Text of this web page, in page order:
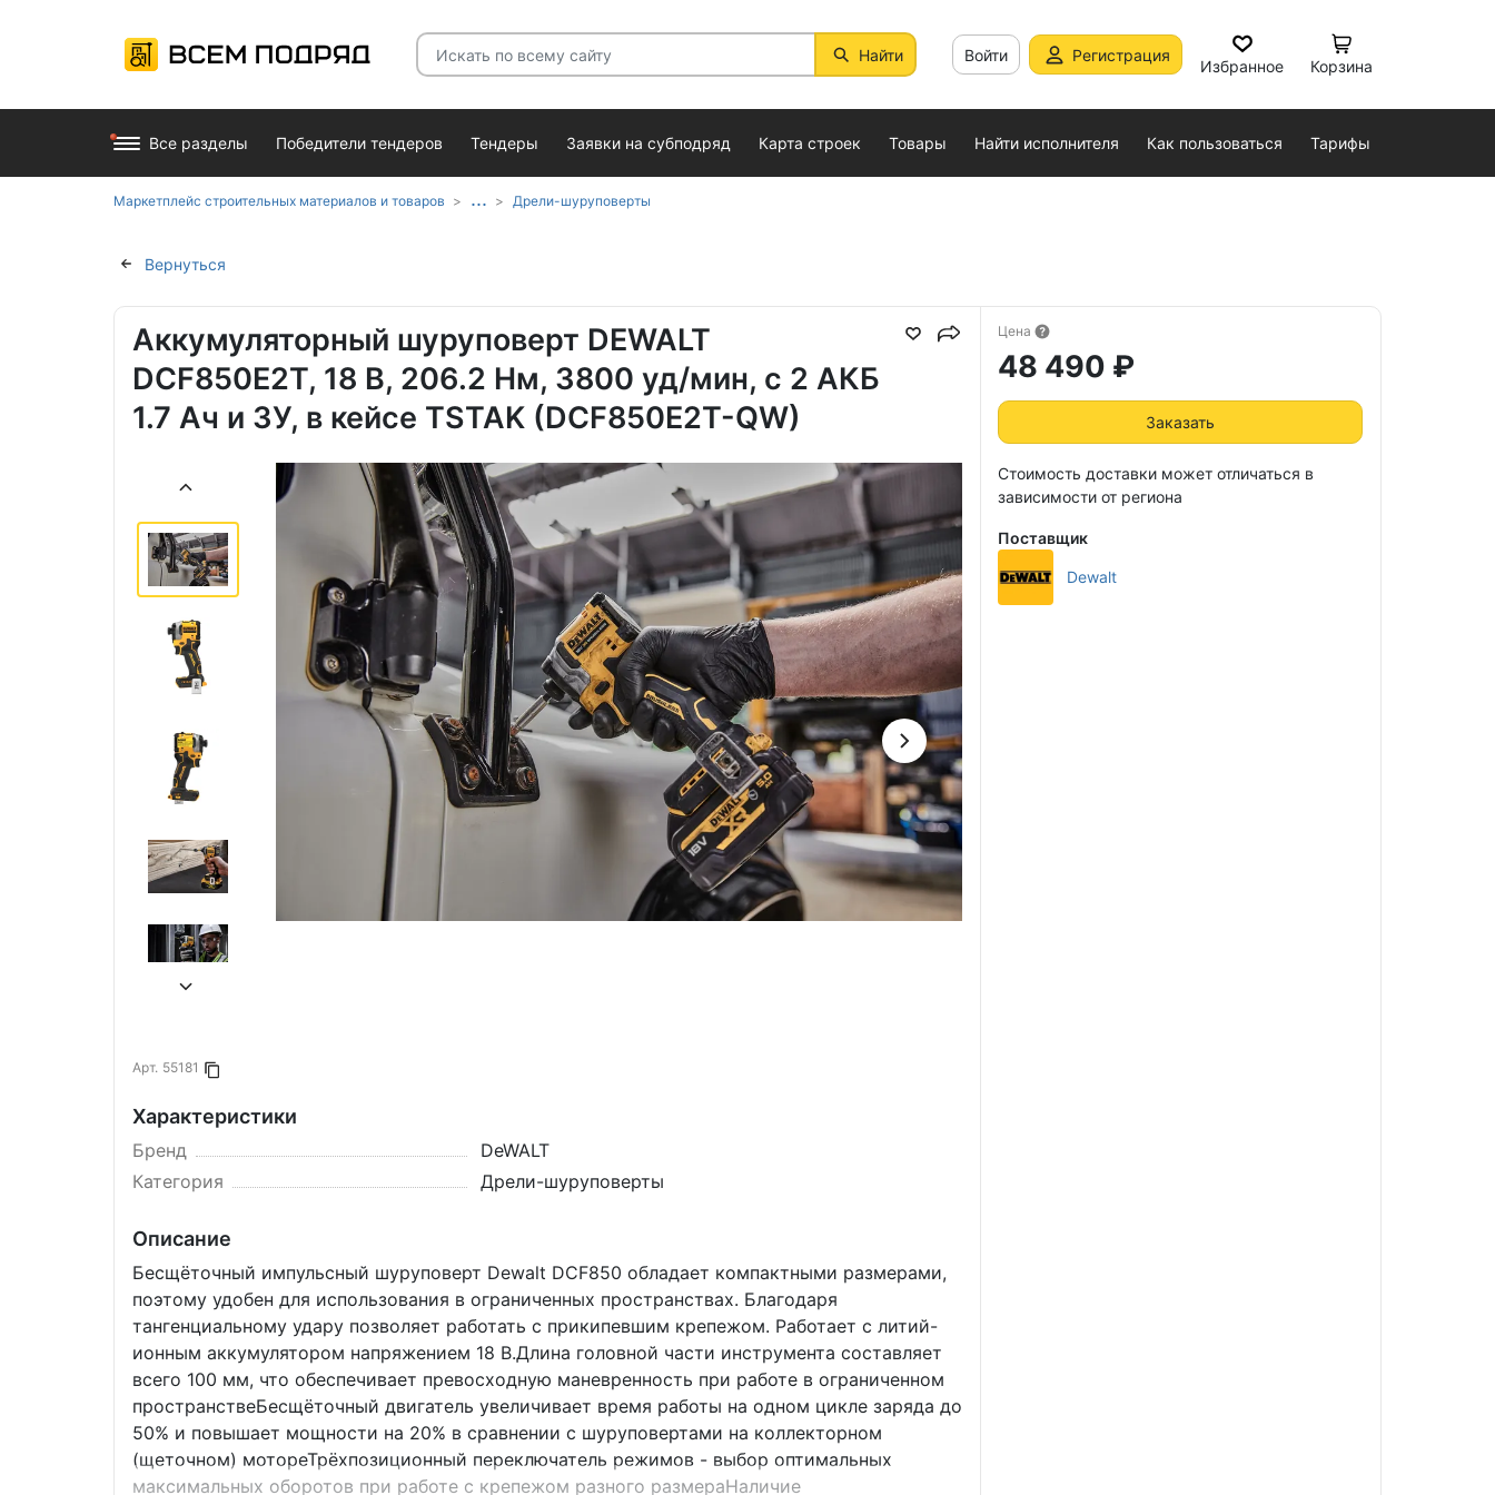
Найти Войти Регистрация
Избранное Корзина
Все разделы Победители тендеров Тендеры Заявки на субподряд Карта строек Товары Найти исполнителя Как пользоваться Тарифы
Маркетплейс строительных материалов и товаров ... Дрели-шуруповерты
Вернуться
Аккумуляторный шуруповерт DEWALT
DCF850E2T, 18 В, 206.2 Нм, 3800 уд/мин, с 2 АКБ
1.7 Ач и ЗУ, в кейсе TSTAK (DCF850E2T-QW)
Арт. 55181
Копировать в буфер
Характеристики
Бренд
DeWALT
Категория
Дрели-шуруповерты
Описание
Бесщёточный импульсный шуруповерт Dewalt DCF850 обладает компактными размерами,
поэтому удобен для использования в ограниченных пространствах. Благодаря
тангенциальному удару позволяет работать с прикипевшим крепежом. Работает с литий-
ионным аккумулятором напряжением 18 В.Длина головной части инструмента составляет
всего 100 мм, что обеспечивает превосходную маневренность при работе в ограниченном
пространствеБесщёточный двигатель увеличивает время работы на одном цикле заряда до
50% и повышает мощности на 20% в сравнении с шуруповертами на коллекторном
(щеточном) мотореТрёхпозиционный переключатель режимов - выбор оптимальных
максимальных оборотов при работе с крепежом разного размераНаличие
Цена
48 490 ₽
Заказать
Стоимость доставки может отличаться в
зависимости от региона
Поставщик
Dewalt